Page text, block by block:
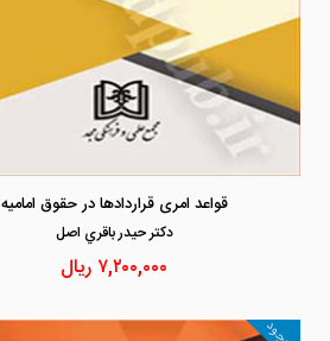
قواعد امری قراردادها در حقوق امامیه
دكتر حيدر باقري اصل
۷,۲۰۰,۰۰۰ ریال